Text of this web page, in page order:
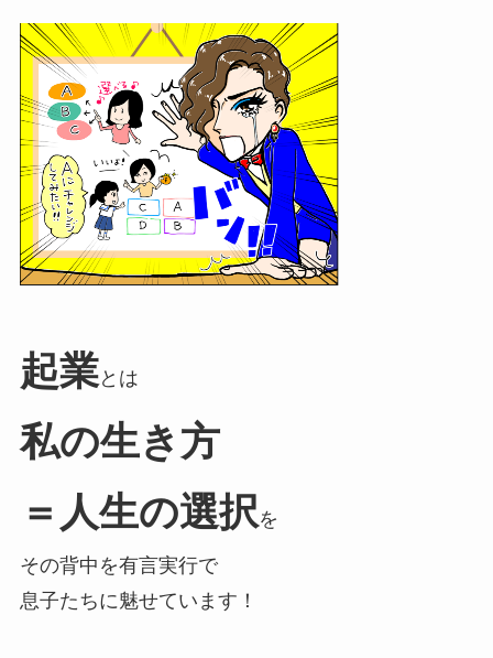
起業とは
私の生き方
＝人生の選択を
その背中を有言実行で
息子たちに魅せています！